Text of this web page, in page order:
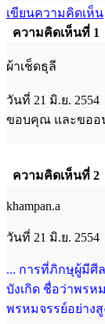
เขียนความคิดเห็น
ความคิดเห็นที่ 1
ผ้าเช็ดธุลี
วันที่ 21 มิ.ย. 2554
ขอบคุณ และขออ
ความคิดเห็นที่ 2
khampan.a
วันที่ 21 มิ.ย. 2554
... การที่ภิกษุผู้มีศี
บังเกิด ชื่อว่าพรห
พรหมจรรย์อย่าง